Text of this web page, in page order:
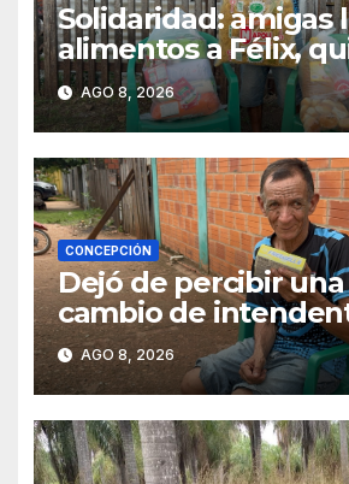
Solidaridad: amigas
alimentos a Félix,
vende caramelos
subsistir
AGO 8, 2026
CONCEPCIÓN
Dejó de percibir
cambio de
ahora vende
subsistir
AGO 8, 2026